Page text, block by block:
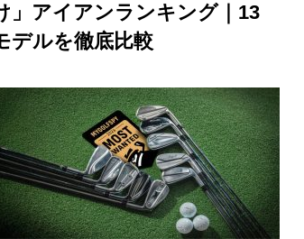
」アイアンランキング｜13
デルを徹底比較